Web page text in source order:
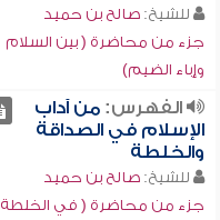
للشيخ:صالح بن حميد
جزء من محاضرة ( بين السلام
وإباء الضيم)
الفهرس:من آداب
الإسلام في الصداقة
والخلطة
للشيخ:صالح بن حميد
جزء من محاضرة ( في الخلطة